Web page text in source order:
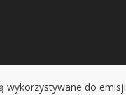
wykorzystywane do emisji